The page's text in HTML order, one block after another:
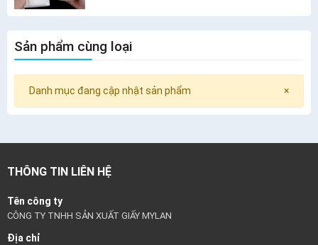
Sản phẩm cùng loại
×
Danh mục đang cập nhật sản phẩm
THÔNG TIN LIÊN HỆ
Tên công ty
CÔNG TY TNHH SẢN XUẤT GIẤY MYLAN
Địa chỉ